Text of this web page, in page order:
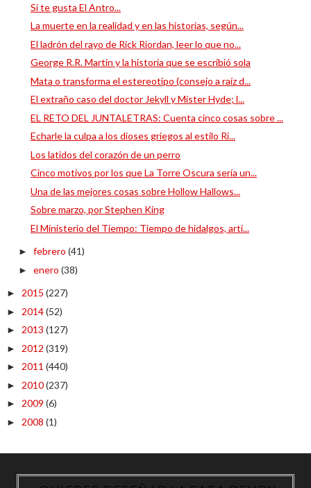
Si te gusta El Antro...
La muerte en la realidad y en las historias, según...
El ladrón del rayo de Rick Riordan, leer lo que no...
George R.R. Martin y la historia que se escribió sola
Mata o transforma el estereotipo (consejo a raíz d...
El extraño caso del doctor Jekyll y Míster Hyde; l...
EL RETO DEL JUNTALETRAS: Cuenta cinco cosas sobre ...
Echarle la culpa a los dioses griegos al estilo Ri...
Los latidos del corazón de un perro
Cinco motivos por los que La Torre Oscura sería un...
Una de las mejores cosas sobre Hollow Hallows...
Sobre marzo, por Stephen King
El Ministerio del Tiempo: Tiempo de hidalgos, arti...
► febrero (41)
► enero (38)
► 2015 (227)
► 2014(52)
► 2013 (127)
► 2012 (319)
► 2011 (440)
► 2010(237)
► 2009 (6)
► 2008 (1)